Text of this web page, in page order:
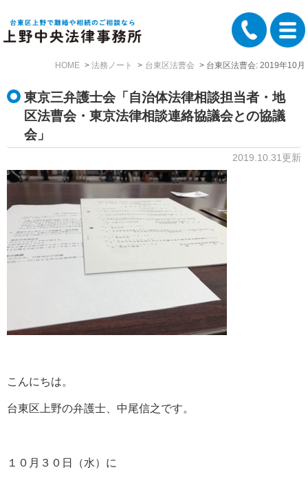
HOME 法務ノート 台東区法曹会 台東区法曹会: 2019年10月
東京三弁護士会「自治体法律相談担当者・地
区法曹会・東京法律相談連絡協議会との協議
会」
2019.10.31更新
こんにちは。
台東区上野の弁護士、中尾信之です。
１０月３０日（水）に